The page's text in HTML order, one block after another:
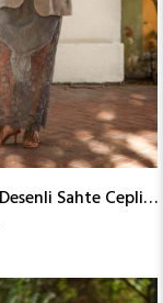
Taş Rengi Desenli Sahte Cepli Keten Ceket